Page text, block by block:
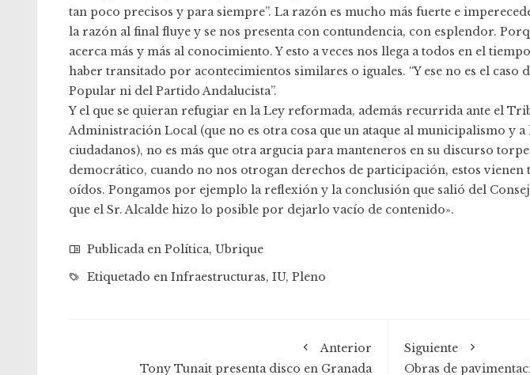
tan poco precisos y para siempre”. La razón es mucho más fuerte e
la razón al final fluye y se nos presenta con contundencia, con esplendor.
acerca más y más al conocimiento. Y esto a veces nos llega a todos en el
haber transitado por acontecimientos similares o iguales. “Y ese no es el caso
Popular ni del Partido Andalucista”.
Y el que se quieran refugiar en la Ley reformada, además recurrida ante el
Administración Local (que no es otra cosa que un ataque al municipalismo y a
ciudadanos), no es más que otra argucia para manteneros en su discurso
democrático, cuando no nos otrogan derechos de participación, estos vienen
oídos. Pongamos por ejemplo la reflexión y la conclusión que salió del
que el Sr. Alcalde hizo lo posible por dejarlo vacío de contenido».
Publicada en Política, Ubrique
Etiquetado en Infraestructuras, IU, Pleno
Anterior
Tony Tunait presenta disco en Granada
Siguiente
Obras de